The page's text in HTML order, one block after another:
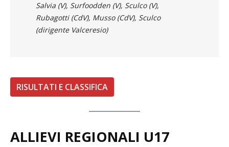
Salvia (V), Surfoodden (V), Sculco (V),
Rubagotti (CdV), Musso (CdV), Sculco
(dirigente Valceresio)
RISULTATI E CLASSIFICA
ALLIEVI REGIONALI U17